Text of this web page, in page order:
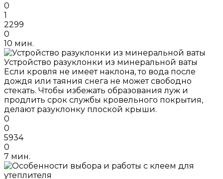
0
1
2299
0
10 мин.
Устройство разуклонки из минеральной ваты
Если кровля не имеет наклона, то вода после
дождя или таяния снега не может свободно
стекать. Чтобы избежать образования луж и
продлить срок службы кровельного покрытия,
делают разуклонку плоской крыши.
0
0
5934
0
7 мин.